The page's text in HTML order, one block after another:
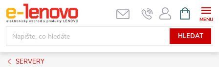
Přejít
na
obsah
HLEDAT
NÁKUPNÍ
KOŠÍK
SERVERY